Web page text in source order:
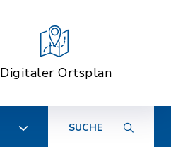
Digitaler Ortsplan
SUCHE